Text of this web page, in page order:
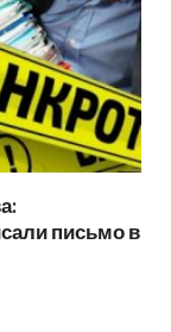
письмо в